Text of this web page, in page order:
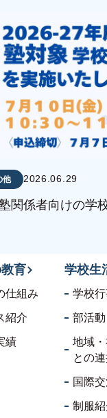
他 2026.06.29
関係者向けの学
育
仕組み
紹介
績
学校生
学校
部活動
地域
との
国際
制服